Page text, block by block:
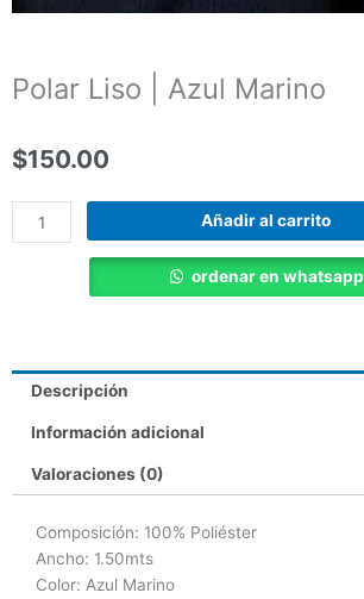
Polar Liso | Azul Marino
$150.00
Polar
Liso
Añadir al carrito
ordenar en whatsapp
Descripción
Información adicional
Valoraciones (0)
Composición: 100% Poliéster
Ancho: 1.50mts
Color: Azul Marino